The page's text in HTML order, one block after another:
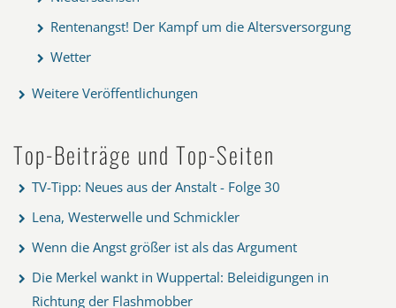
Rentenangst! Der Kampf um die Altersversorgung
Wetter
Weitere Veröffentlichungen
Top-Beiträge und Top-Seiten
TV-Tipp: Neues aus der Anstalt - Folge 30
Lena, Westerwelle und Schmickler
Wenn die Angst größer ist als das Argument
Die Merkel wankt in Wuppertal: Beleidigungen in
Richtung der Flashmobber